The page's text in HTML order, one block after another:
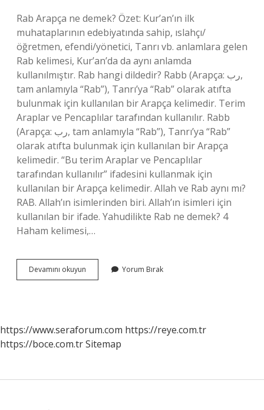
Rab Arapça ne demek? Özet: Kur’an’ın ilk
muhataplarının edebiyatında sahip, ıslahçı/
öğretmen, efendi/yönetici, Tanrı vb. anlamlara gelen
Rab kelimesi, Kur’an’da da aynı anlamda
kullanılmıştır. Rab hangi dildedir? Rabb (Arapça: رب‎,
tam anlamıyla “Rab”), Tanrı’ya “Rab” olarak atıfta
bulunmak için kullanılan bir Arapça kelimedir. Terim
Araplar ve Pencaplılar tarafından kullanılır. Rabb
(Arapça: رب‎, tam anlamıyla “Rab”), Tanrı’ya “Rab”
olarak atıfta bulunmak için kullanılan bir Arapça
kelimedir. “Bu terim Araplar ve Pencaplılar
tarafından kullanılır” ifadesini kullanmak için
kullanılan bir Arapça kelimedir. Allah ve Rab aynı mı?
RAB. Allah’ın isimlerinden biri. Allah’ın isimleri için
kullanılan bir ifade. Yahudilikte Rab ne demek? 4
Haham kelimesi,…
Devamını okuyun
Arapça
Yorum Bırak
https://www.seraforum.com https://reye.com.tr
https://boce.com.trSitemap